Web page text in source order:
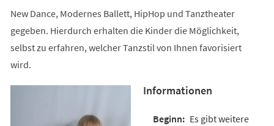
New Dance, Modernes Ballett, HipHop und Tanztheater
gegeben. Hierdurch erhalten die Kinder die Möglichkeit,
selbst zu erfahren, welcher Tanzstil von Ihnen favorisiert
wird.
Informationen
Es gibt weitere